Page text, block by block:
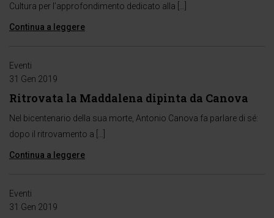
Cultura per l’approfondimento dedicato alla […]
Continua a leggere
Eventi
31 Gen 2019
Ritrovata la Maddalena dipinta da Canova
Nel bicentenario della sua morte, Antonio Canova fa parlare di sé:
dopo il ritrovamento a […]
Continua a leggere
Eventi
31 Gen 2019